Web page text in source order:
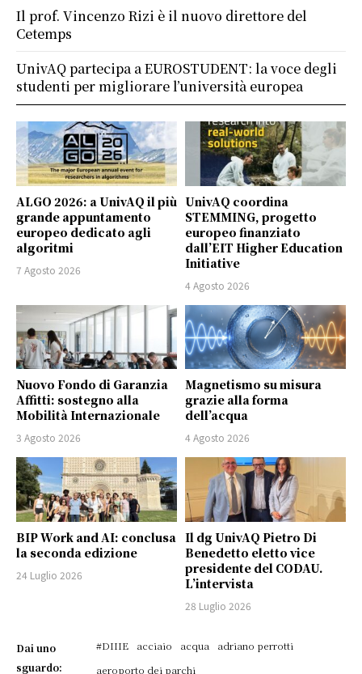
ALGO 2026: a UnivAQ il più
grande appuntamento
europeo dedicato agli
algoritmi
7 Agosto 2026
UnivAQ coordina
STEMMING, progetto
europeo finanziato
dall’EIT Higher Education
Initiative
4 Agosto 2026
Nuovo Fondo di Garanzia
Affitti: sostegno alla
Mobilità Internazionale
3 Agosto 2026
Magnetismo su misura
grazie alla forma
dell’acqua
4 Agosto 2026
BIP Work and AI: conclusa
la seconda edizione
24 Luglio 2026
Il dg UnivAQ Pietro Di
Benedetto eletto vice
presidente del CODAU.
L’intervista
28 Luglio 2026
Dai uno
sguardo:
#DIIIE acciaio acqua
adriano perrotti
aeroporto dei parchi
Il prof. Vincenzo Rizi è il nuovo direttore del
Cetemps
UnivAQ partecipa a EUROSTUDENT: la voce degli
studenti per migliorare l’università europea